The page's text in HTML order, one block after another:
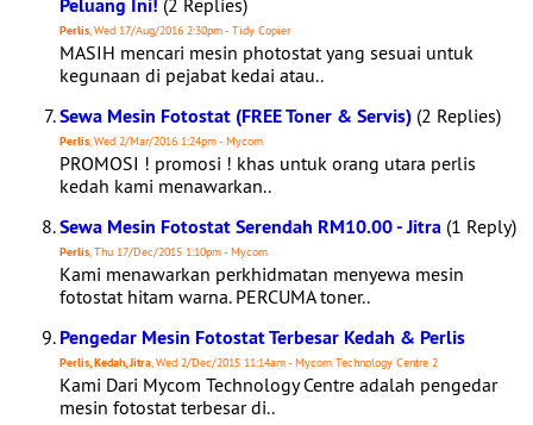
Peluang Ini! (2 Replies)
Perlis, Wed 17/Aug/2016 2:30pm - Tidy Copier
MASIH mencari mesin photostat yang sesuai untuk
kegunaan di pejabat kedai atau..
Sewa Mesin Fotostat (FREE Toner & Servis) (2 Replies)
Perlis, Wed 2/Mar/2016 1:24pm - Mycom
PROMOSI ! promosi ! khas untuk orang utara perlis
kedah kami menawarkan..
Sewa Mesin Fotostat Serendah RM10.00 - Jitra (1 Reply)
Perlis, Thu 17/Dec/2015 1:10pm - Mycom
Kami menawarkan perkhidmatan menyewa mesin
fotostat hitam warna. PERCUMA toner..
Pengedar Mesin Fotostat Terbesar Kedah & Perlis
Perlis, Kedah, Jitra, Wed 2/Dec/2015 11:14am - Mycom Technology Centre 2
Kami Dari Mycom Technology Centre adalah pengedar
mesin fotostat terbesar di..